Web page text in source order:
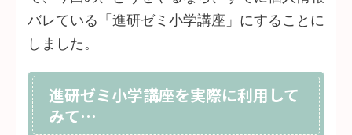
バレている「進研ゼミ小学講座」にすることに
しました。
進研ゼミ小学講座を実際に利用して
みて…